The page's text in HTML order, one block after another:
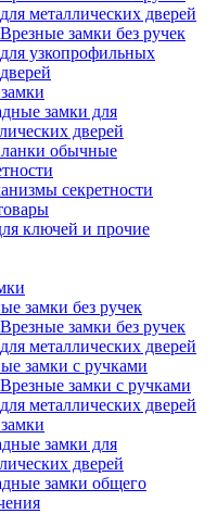
для металлических дверей
Врезные замки без ручек
для узкопрофильных
дверей
замки для
дверей
обычные
секретности
ключей и прочие
замки без ручек
Врезные замки без ручек
для металлических дверей
замки с ручками
Врезные замки с ручками
для металлических дверей
замки для
дверей
замки общего